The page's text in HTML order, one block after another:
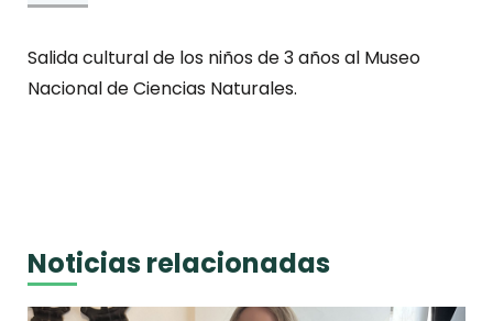
Salida cultural de los niños de 3 años al Museo
Nacional de Ciencias Naturales.
Noticias relacionadas